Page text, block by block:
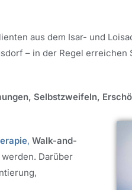
aus dem Isar- und
– in der Regel erreichen
Selbstzweifeln,
, Walk-and-
Darüber